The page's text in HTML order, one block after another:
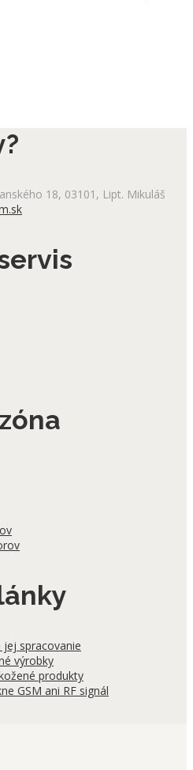
18, 03101, Lipt. Mikuláš
jej spracovanie
výrobky
produkty
GSM ani RF signál